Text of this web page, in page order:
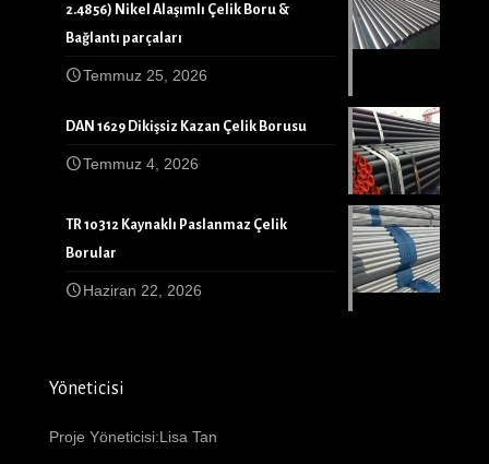
2.4856) Nikel Alaşımlı Çelik Boru &
Bağlantı parçaları
Temmuz 25, 2026
DAN 1629 Dikişsiz Kazan Çelik Borusu
Temmuz 4, 2026
TR 10312 Kaynaklı Paslanmaz Çelik
Borular
Haziran 22, 2026
Yöneticisi
Proje Yöneticisi:Lisa Tan